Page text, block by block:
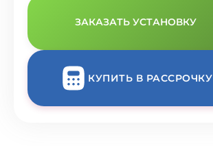
ЗАКАЗАТЬ УСТАНОВКУ
КУПИТЬ В РАССРОЧКУ